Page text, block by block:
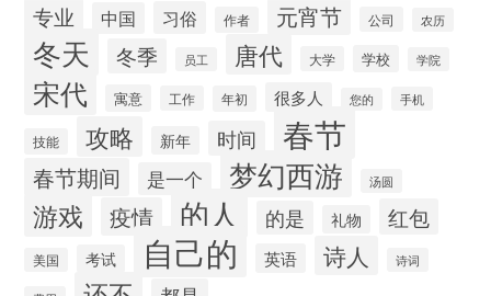
专业 中国 习俗 作者 元宵节 公司 农历
冬天 冬季 员工 唐代 大学 学校 学院
宋代 寓意 工作 年初 很多人 您的 手机
技能 攻略 新年 时间 春节
春节期间 是一个 梦幻西游 汤圆
游戏 疫情 的人 的是 礼物 红包
美国 考试 自己的 英语 诗人 诗词